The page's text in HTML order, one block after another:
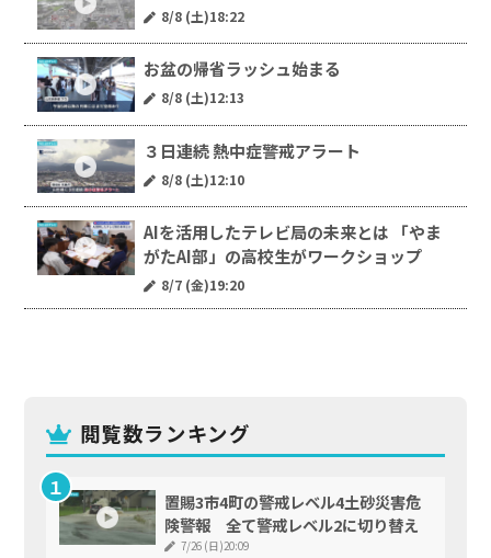
閲覧数ランキング
置賜3市4町の警戒レベル4土砂災害危
険警報 全て警戒レベル2に切り替え
7/26 (日)20:09
8/8 (土)18:22
お盆の帰省ラッシュ始まる
8/8 (土)12:13
３日連続 熱中症警戒アラート
8/8 (土)12:10
AIを活用したテレビ局の未来とは 「やま
がたAI部」の高校生がワークショップ
8/7 (金)19:20